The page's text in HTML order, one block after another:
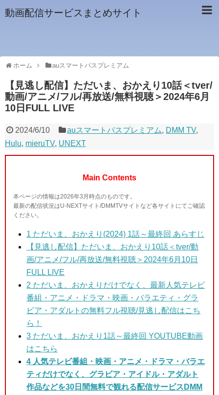
動画配信サービスまとめサイト
ホーム auスマートパスプレミアム
【見逃し配信】ただいま、おかえり10話＜tver/
動画/アニメ/フル/再放送/無料視聴＞2024年6月
10日FULL LIVE
2024/6/10 auスマートパスプレミアム, DMM TV,
Hulu, mieruTV, UNEXT
Main Contents
本ページの情報は2026年3月時点のものです。
最新の配信状況はU-NEXTサイト/DMMTVサイトなど各サイトにてご確認
ください。
1 ただいま、おかえり(2024) 1話～最終回 あらすじ
【見逃し配信】ただいま、おかえり10話＜tver/動
画/アニメ/フル/再放送/無料視聴＞2024年6月10日
FULL LIVE
2 ただいま、おかえりだけでなく、最新人気テレビ
番組・アニメ・ドラマ・映画・バラエティ・グラ
ビア・アダルトの無料フル視聴/見逃し配信はこち
ら！
3 ただいま、おかえり1話～最終回 YOUTUBE動画
はこちら
4 人気テレビ番組・映画・アニメ・ドラマ・バラエ
ティだけでなく、グラビア・アイドル・アダルト
作品などを30日間無料で観れる配信サービスDMM